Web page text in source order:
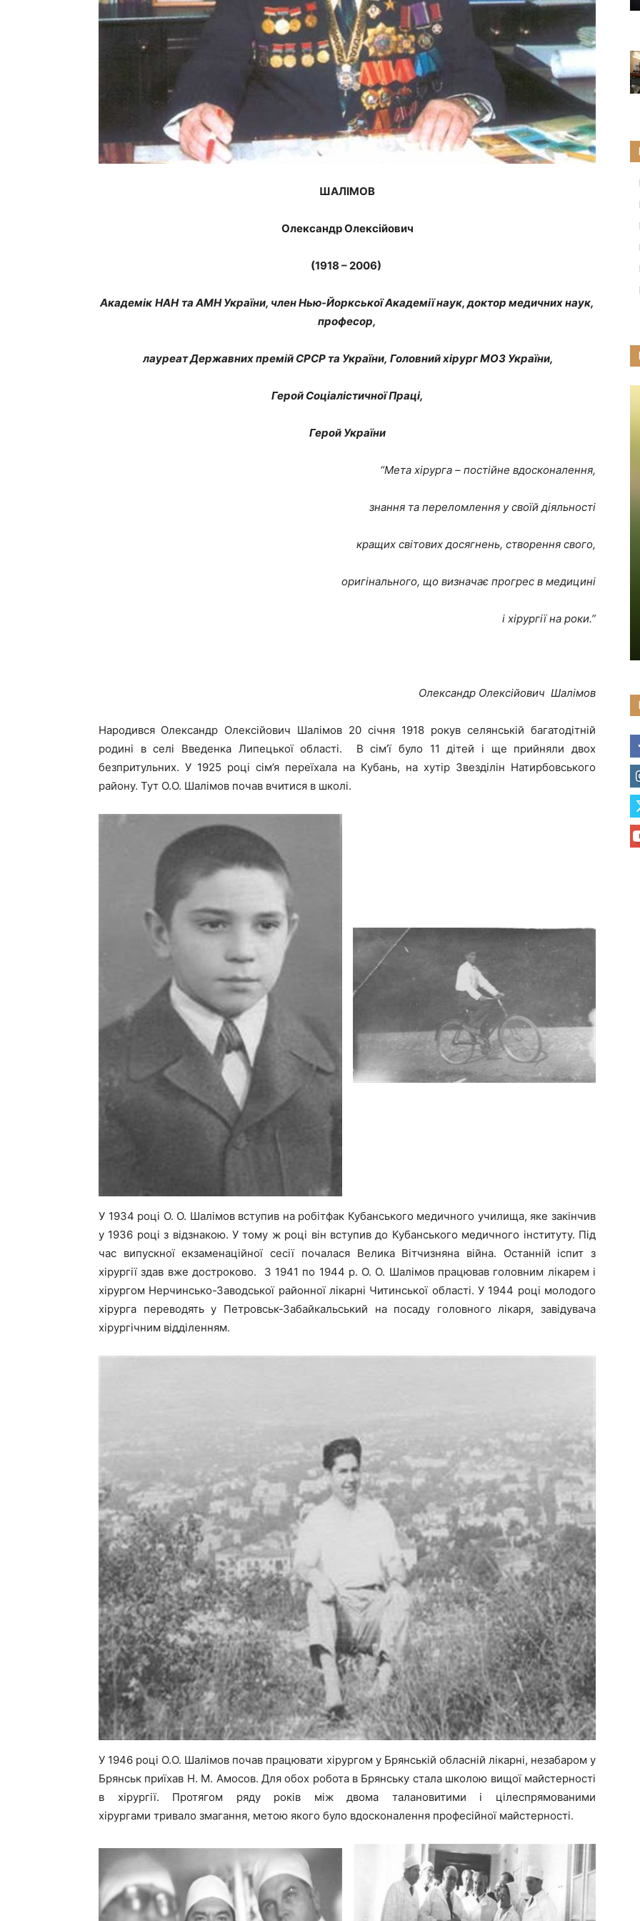
ШАЛІМОВ
Олександр Олексійович
(1918 – 2006)
Академік HAH та АМН України, член Нью-Йоркської Академії наук, доктор медичних наук,
професор,
лауреат Державних премій СРСР та України, Головний хірург МОЗ України,
Герой Соціалістичної Праці,
Герой України
“Мета хірурга – постійне вдосконалення,
знання та переломлення у своїй діяльності
кращих світових досягнень, створення свого,
оригінального, що визначає прогрес в медицині
і хірургії на роки.”
Олександр Олексійович Шалімов
Народився Олександр Олексійович Шалімов 20 січня 1918 рокув селянській багатодітній
родині в селі Введенка Липецької області. В сім’ї було 11 дітей і ще прийняли двох
безпритульних. У 1925 році сім’я переїхала на Кубань, на хутір Звезділін Натирбовського
району. Тут О.О. Шалімов почав вчитися в школі.
У 1934 році О. О. Шалімов вступив на робітфак Кубанського медичного училища, яке закінчив
у 1936 році з відзнакою. У тому ж році він вступив до Кубанського медичного інституту. Під
час випускної екзаменаційної сесії почалася Велика Вітчизняна війна. Останній іспит з
хірургії здав вже достроково. З 1941 по 1944 р. О. О. Шалімов працював головним лікарем і
хірургом Нерчинсько-Заводської районної лікарні Читинської області. У 1944 році молодого
хірурга переводять у Петровськ-Забайкальський на посаду головного лікаря, завідувача
хірургічним відділенням.
У 1946 році О.О. Шалімов почав працювати хірургом у Брянській обласній лікарні, незабаром у
Брянськ приїхав Н. М. Амосов. Для обох робота в Брянську стала школою вищої майстерності
в хірургії. Протягом ряду років між двома талановитими і цілеспрямованими
хірургами тривало змагання, метою якого було вдосконалення професійної майстерності.